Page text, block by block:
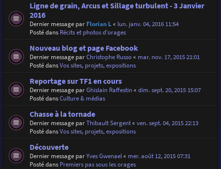
Ligne de grain, Arcus et Sillage turbulent - 3 Janvier
2016
Dernier message par Florian L« lun. janv. 04, 2016 11:54
Posté dans Récits et photos d'orages
Nouveau blog et page Facebook
Dernier message parChristophe Russo« mar. nov. 17, 2015 21:01
Posté dansVos sites, projets, expositions
Reportage sur TF1 en cours
Dernier message parGhislain Raffestin« dim. sept. 20, 2015 15:07
Posté dansCulture & médias
Chasse à la tornade
Dernier message parThibault Sergent« ven. sept. 04, 2015 22:13
Posté dansVos sites, projets, expositions
Découverte
Dernier message parYves Gwenael« mer. août 12, 2015 07:31
Posté dans Premiers pas sous les orages